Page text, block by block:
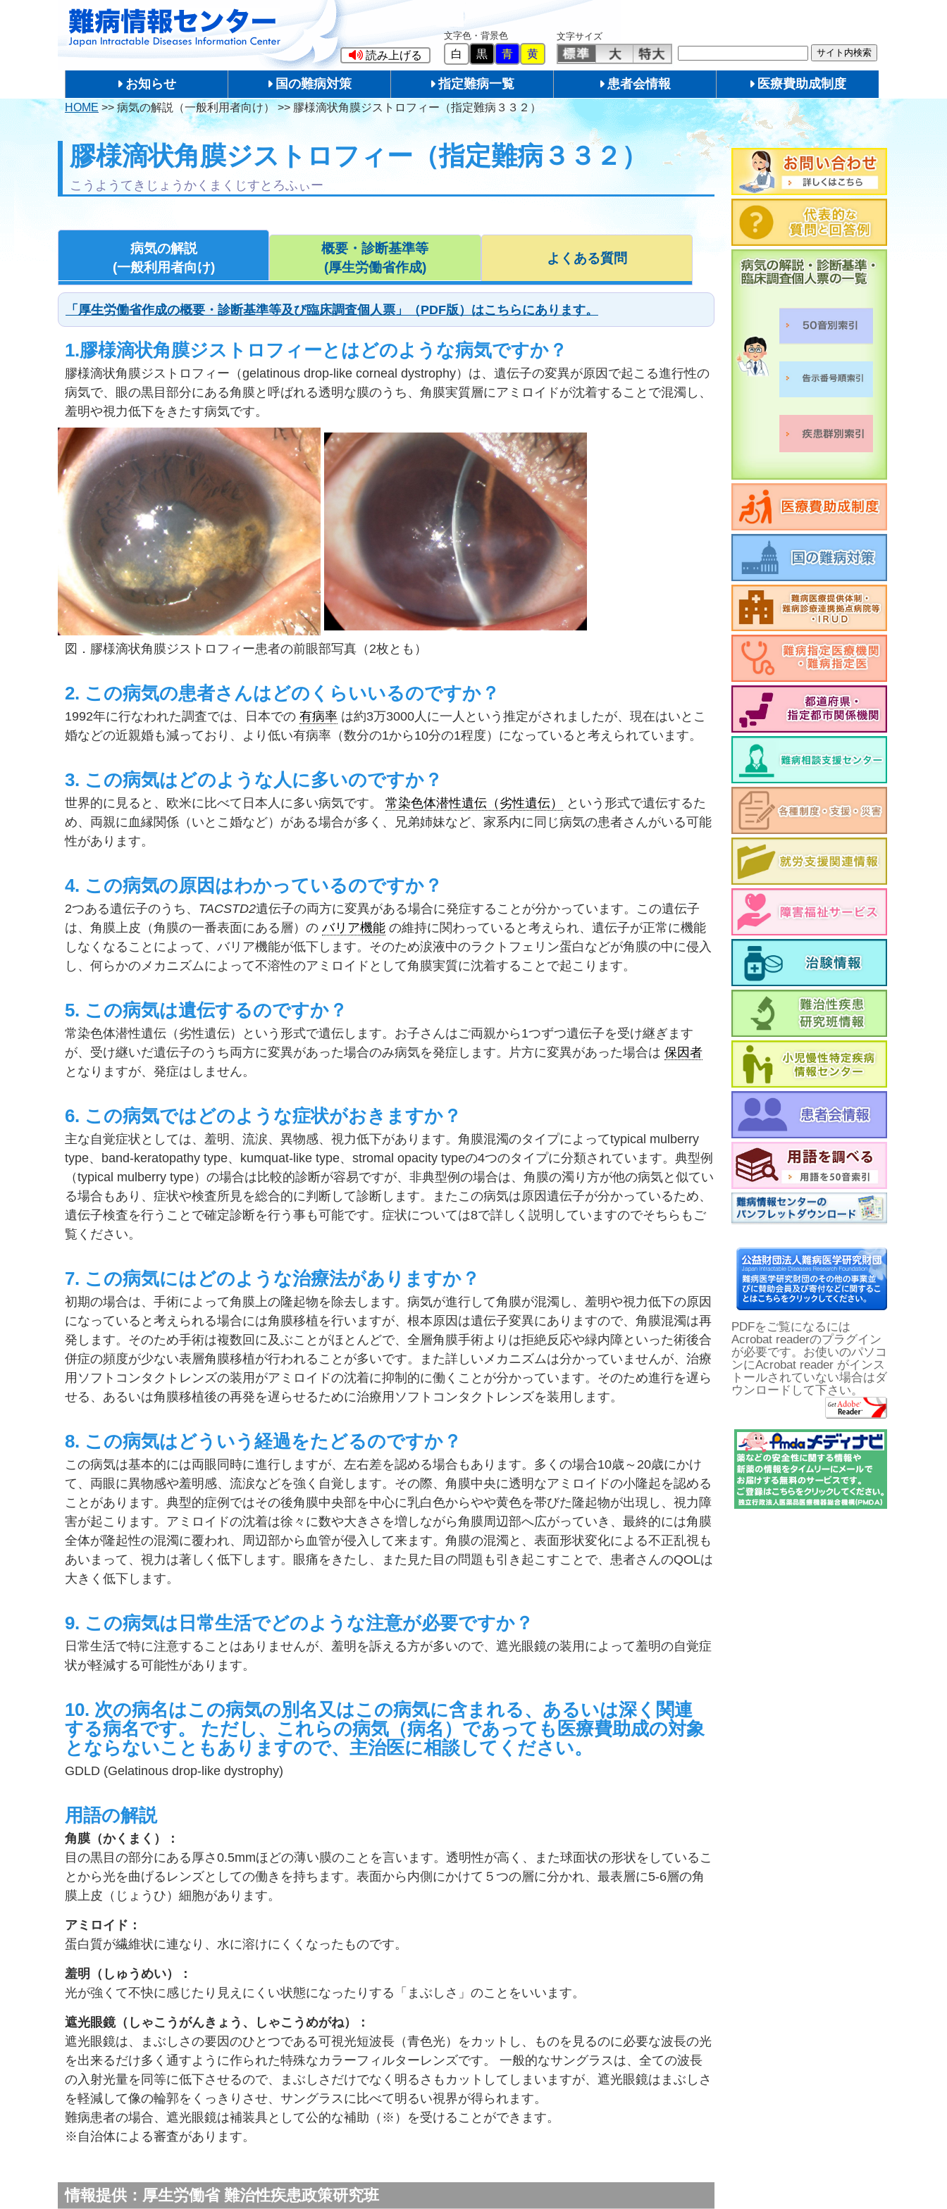
文字サイズ
文字色・背景色
白 黒 青 黄
読み上げる
お知らせ 国の難病対策 指定難病一覧 患者会情報 医療費助成制度
HOME>>病気の解説（一般利用者向け） >>膠様滴状角膜ジストロフィー（指定難病３３２）
膠様滴状角膜ジストロフィー（指定難病３３２）
こうようてきじょうかくまくじすとろふぃー
病気の解説
(一般利用者向け)
概要・診断基準等
(厚生労働省作成)
よくある質問
「厚生労働省作成の概要・診断基準等及び臨床調査個人票」（PDF版）はこちらにあります。
1.膠様滴状角膜ジストロフィーとはどのような病気ですか？
膠様滴状角膜ジストロフィー（gelatinous drop-like corneal dystrophy）は、遺伝子の変異が原因で起こる進行性の
病気で、眼の黒目部分にある角膜と呼ばれる透明な膜のうち、角膜実質層にアミロイドが沈着することで混濁し、
羞明や視力低下をきたす病気です。
図．膠様滴状角膜ジストロフィー患者の前眼部写真（2枚とも）
2. この病気の患者さんはどのくらいいるのですか？
1992年に行なわれた調査では、日本での 有病率 は約3万3000人に一人という推定がされましたが、現在はいとこ
婚などの近親婚も減っており、より低い有病率（数分の1から10分の1程度）になっていると考えられています。
3. この病気はどのような人に多いのですか？
世界的に見ると、欧米に比べて日本人に多い病気です。 常染色体潜性遺伝（劣性遺伝）
という形式で遺伝するた
め、両親に血縁関係（いとこ婚など）がある場合が多く、兄弟姉妹など、家系内に同じ病気の患者さんがいる可能
性があります。
4. この病気の原因はわかっているのですか？
2つある遺伝子のうち、 TACSTD2遺伝子の両方に変異がある場合に発症することが分かっています。この遺伝子
は、角膜上皮（角膜の一番表面にある層）の バリア機能 の維持に関わっていると考えられ、遺伝子が正常に機能
しなくなることによって、バリア機能が低下します。そのため涙液中のラクトフェリン蛋白などが角膜の中に侵入
し、何らかのメカニズムによって不溶性のアミロイドとして角膜実質に沈着することで起こります。
5. この病気は遺伝するのですか？
常染色体潜性遺伝（劣性遺伝）という形式で遺伝します。お子さんはご両親から1つずつ遺伝子を受け継ぎます
が、受け継いだ遺伝子のうち両方に変異があった場合のみ病気を発症します。片方に変異があった場合は 保因者
となりますが、発症はしません。
6. この病気ではどのような症状がおきますか？
主な自覚症状としては、羞明、流涙、異物感、視力低下があります。角膜混濁のタイプによってtypical mulberry
type、band-keratopathy type、kumquat-like type、stromal opacity typeの4つのタイプに分類されています。典型例
（typical mulberry type）の場合は比較的診断が容易ですが、非典型例の場合は、角膜の濁り方が他の病気と似てい
る場合もあり、症状や検査所見を総合的に判断して診断します。またこの病気は原因遺伝子が分かっているため、
遺伝子検査を行うことで確定診断を行う事も可能です。症状については8で詳しく説明していますのでそちらもご
覧ください。
7. この病気にはどのような治療法がありますか？
初期の場合は、手術によって角膜上の隆起物を除去します。病気が進行して角膜が混濁し、羞明や視力低下の原因
になっていると考えられる場合には角膜移植を行いますが、根本原因は遺伝子変異にありますので、角膜混濁は再
発します。そのため手術は複数回に及ぶことがほとんどで、全層角膜手術よりは拒絶反応や緑内障といった術後合
併症の頻度が少ない表層角膜移植が行われることが多いです。また詳しいメカニズムは分かっていませんが、治療
用ソフトコンタクトレンズの装用がアミロイドの沈着に抑制的に働くことが分かっています。そのため進行を遅ら
せる、あるいは角膜移植後の再発を遅らせるために治療用ソフトコンタクトレンズを装用します。
8. この病気はどういう経過をたどるのですか？
この病気は基本的には両眼同時に進行しますが、左右差を認める場合もあります。多くの場合10歳～20歳にかけ
て、両眼に異物感や羞明感、流涙などを強く自覚します。その際、角膜中央に透明なアミロイドの小隆起を認める
ことがあります。典型的症例ではその後角膜中央部を中心に乳白色からやや黄色を帯びた隆起物が出現し、視力障
害が起こります。アミロイドの沈着は徐々に数や大きさを増しながら角膜周辺部へ広がっていき、最終的には角膜
全体が隆起性の混濁に覆われ、周辺部から血管が侵入して来ます。角膜の混濁と、表面形状変化による不正乱視も
あいまって、視力は著しく低下します。眼痛をきたし、また見た目の問題も引き起こすことで、患者さんのQOLは
大きく低下します。
9. この病気は日常生活でどのような注意が必要ですか？
日常生活で特に注意することはありませんが、羞明を訴える方が多いので、遮光眼鏡の装用によって羞明の自覚症
状が軽減する可能性があります。
10. 次の病名はこの病気の別名又はこの病気に含まれる、あるいは深く関連
する病名です。 ただし、これらの病気（病名）であっても医療費助成の対象
とならないこともありますので、主治医に相談してください。
GDLD (Gelatinous drop-like dystrophy)
用語の解説
角膜（かくまく）：
目の黒目の部分にある厚さ0.5mmほどの薄い膜のことを言います。透明性が高く、また球面状の形状をしているこ
とから光を曲げるレンズとしての働きを持ちます。表面から内側にかけて５つの層に分かれ、最表層に5-6層の角
膜上皮（じょうひ）細胞があります。
アミロイド：
蛋白質が繊維状に連なり、水に溶けにくくなったものです。
羞明（しゅうめい）：
光が強くて不快に感じたり見えにくい状態になったりする「まぶしさ」のことをいいます。
遮光眼鏡（しゃこうがんきょう、しゃこうめがね）：
遮光眼鏡は、まぶしさの要因のひとつである可視光短波長（青色光）をカットし、ものを見るのに必要な波長の光
を出来るだけ多く通すように作られた特殊なカラーフィルターレンズです。 一般的なサングラスは、全ての波長
の入射光量を同等に低下させるので、まぶしさだけでなく明るさもカットしてしまいますが、遮光眼鏡はまぶしさ
を軽減して像の輪郭をくっきりさせ、サングラスに比べて明るい視界が得られます。
難病患者の場合、遮光眼鏡は補装具として公的な補助（※）を受けることができます。
※自治体による審査があります。
情報提供：厚生労働省 難治性疾患政策研究班
PDFをご覧になるには
Acrobat readerのプラグイン
が必要です。お使いのパソコ
ンにAcrobat reader がインス
トールされていない場合はダ
ウンロードして下さい。